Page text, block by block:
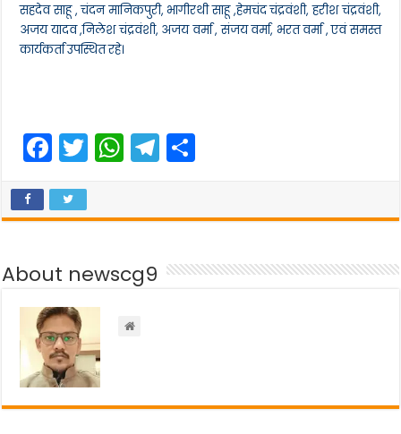
सहदेव साहू , चंदन मानिकपुरी, भागीरथी साहू ,हेमचंद चंद्रवंशी, हरीश चंद्रवंशी,
अजय यादव ,निलेश चंद्रवंशी, अजय वर्मा , संजय वर्मा, भरत वर्मा , एवं समस्त
कार्यकर्ता उपस्थित रहे।
F
a
c
e
b
o
o
k
T
w
er
W
h
ts
A
p
p
T
el
gr
a
e
About newscg9